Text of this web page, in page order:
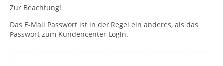
Zur Beachtung!
Das E-Mail Passwort ist in der Regel ein anderes, als das
Passwort zum Kundencenter-Login.
---------------------------------------------------------------------------------
----